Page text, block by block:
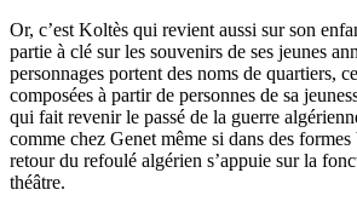
Or, c’est Koltès qui revient aussi sur son
partie à clé sur les souvenirs de ses jeunes
personnages portent des noms de quartiers,
composées à partir de personnes de sa
qui fait revenir le passé de la guerre
comme chez Genet même si dans des
retour du refoulé algérien s’appuie sur la
théâtre.